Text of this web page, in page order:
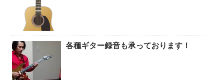
各種ギター録音も承っております！